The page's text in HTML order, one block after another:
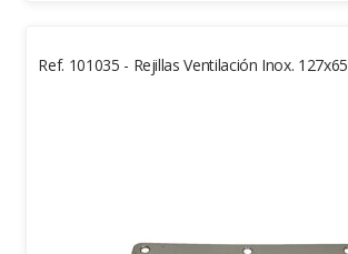
Ref. 101035 - Rejillas Ventilación Inox. 127x65